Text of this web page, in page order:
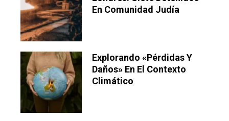
En Comunidad Judía
Explorando «pérdidas Y
Daños» En El Contexto
Climático